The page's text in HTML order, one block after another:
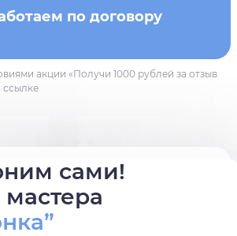
сами!
по договору
акции «Получи 1000 рублей за отзыв
ссылке